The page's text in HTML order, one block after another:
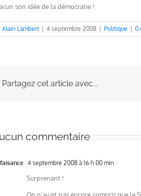
son idée de la démocratie !
Alain Lambert 4 septembre 2008 Politique 0
Partagez cet article avec...
commentaire
4 septembre 2008 à 16 h 00 min
Surprenant !